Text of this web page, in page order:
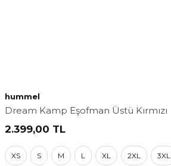
hummel
Dream Kamp Eşofman Üstü Kırmızı
2.399,00 TL
XS S M L XL 2XL 3XL